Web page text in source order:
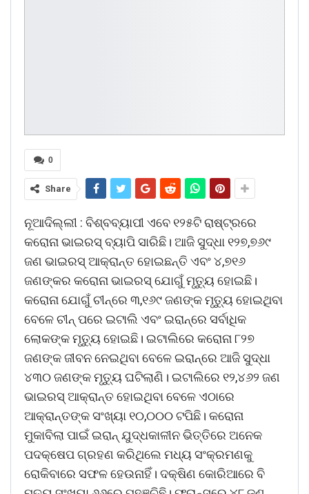
0
Share
ନୂଆଦିଲ୍ଲୀ : ବିଶ୍ବବ୍ୟାପୀ ଏବେ ୧୨୫ଟି ରାଷ୍ଟ୍ରରେ
କରୋନା ଭାଇରସ୍‌ ବ୍ୟାପି ସାରିଛି। ଆଜି ସୁଦ୍ଧା ୧୨୭,୭୬୯
ଜଣ ଭାଇରସ୍‌ ଆକ୍ରାନ୍ତ ହୋଇଛନ୍ତି ଏବଂ ୪,୭୧୬
ଜଣଙ୍କର କରୋନା ଭାଇରସ୍‌ ଯୋଗୁଁ ମୃତ୍ୟୁ ହୋଇଛି।
କରୋନା ଯୋଗୁଁ ଚୀନ୍‌ରେ ୩,୧୬୯ ଜଣଙ୍କ ମୃତ୍ୟୁ ହୋଇଥିବା
ବେଳେ ଚୀନ୍‌ ପରେ ଇଟାଲି ଏବଂ ଇରାନ୍‌ରେ ସର୍ବାଧିକ
ଲୋକଙ୍କ ମୃତ୍ୟୁ ହୋଇଛି। ଇଟାଲିରେ କରୋନା ୮୨୭
ଜଣଙ୍କ ଜୀବନ ନେଇଥିବା ବେଳେ ଇରାନ୍‌ରେ ଆଜି ସୁଦ୍ଧା
୪୩୦ ଜଣଙ୍କ ମୃତ୍ୟୁ ଘଟିଲାଣି। ଇଟାଲିରେ ୧୨,୪୬୨ ଜଣ
ଭାଇରସ୍‌ ଆକ୍ରାନ୍ତ ହୋଇଥିବା ବେଳେ ଏଠାରେ
ଆକ୍ରାନ୍ତଙ୍କ ସଂଖ୍ୟା ୧୦,୦୦୦ ଟପିଛି। କରୋନା
ମୁକାବିଲା ପାଇଁ ଇରାନ୍‌ ଯୁଦ୍ଧକାଳୀନ ଭିତ୍ତିରେ ଅନେକ
ପଦକ୍ଷେପ ଗ୍ରହଣ କରିଥିଲେ ମଧ୍ୟ ସଂକ୍ରମଣକୁ
ରୋକିବାରେ ସଫଳ ହେଉନାହିଁ। ଦକ୍ଷିଣ କୋରିଆରେ ବି